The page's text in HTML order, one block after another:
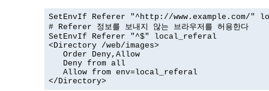
SetEnvIf Referer "^http://www.example.com/"
# Referer 정보를 보내지 않는 브라우저를 허용한다
SetEnvIf Referer "^$" local_referal
<Directory /web/images>
   Order Deny,Allow
   Deny from all
   Allow from env=local_referal
</Directory>